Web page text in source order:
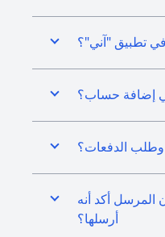
تطبيق "آني"؟
إضافة حساب؟
وطلب الدفعات؟
المرسل أكد أنه
أرسلها؟